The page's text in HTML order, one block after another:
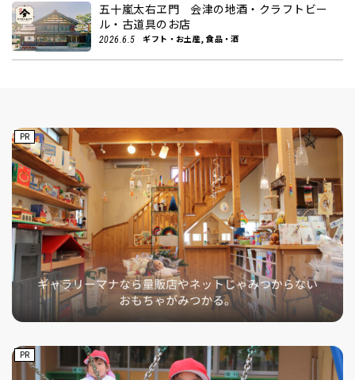
五十嵐太右ヱ門 会津の地酒・クラフトビー
ル・古道具のお店
2026.6.5 ギフト・お土産, 食品・酒
PR
PR